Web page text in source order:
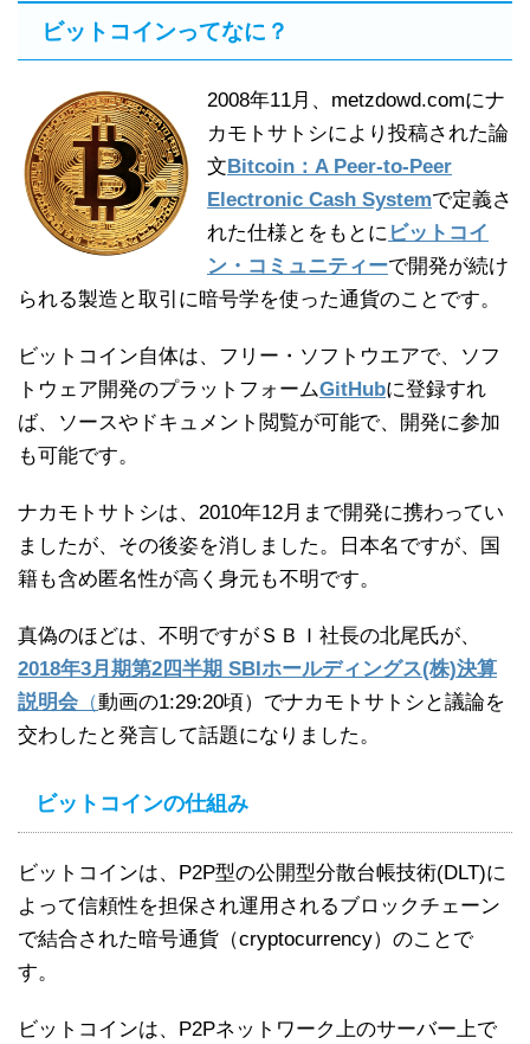
ビットコインってなに？
2008年11月、metzdowd.comにナ
カモトサトシにより投稿された論
文Bitcoin：A Peer-to-Peer
Electronic Cash Systemで定義さ
れた仕様とをもとに ビットコイ
ン・コミュニティーで開発が続け
られる製造と取引に暗号学を使った通貨のことです。
ビットコイン自体は、フリー・ソフトウエアで、ソフ
トウェア開発のプラットフォームGitHubに登録すれ
ば、ソースやドキュメント閲覧が可能で、開発に参加
も可能です。
ナカモトサトシは、2010年12月まで開発に携わってい
ましたが、その後姿を消しました。日本名ですが、国
籍も含め匿名性が高く身元も不明です。
真偽のほどは、不明ですがＳＢＩ社長の北尾氏が、
2018年3月期第2四半期 SBIホールディングス(株)決算
説明会 （動画の1:29:20頃）でナカモトサトシと議論を
交わしたと発言して話題になりました。
ビットコインの仕組み
ビットコインは、P2P型の公開型分散台帳技術(DLT)に
よって信頼性を担保され運用されるブロックチェーン
で結合された暗号通貨（cryptocurrency）のことで
す。
ビットコインは、P2Pネットワーク上のサーバー上で